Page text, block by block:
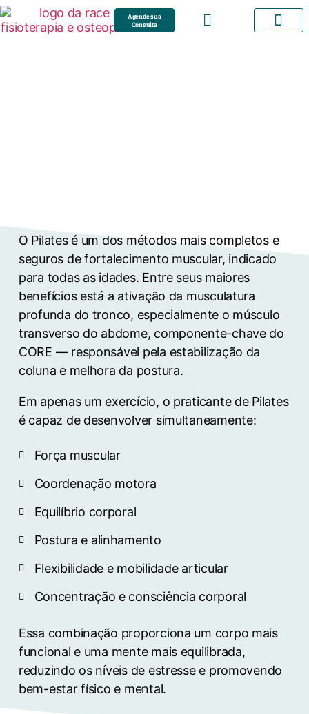
Agende sua
Consulta
O Pilates é um dos métodos mais completos e
seguros de fortalecimento muscular, indicado
para todas as idades. Entre seus maiores
benefícios está a ativação da musculatura
profunda do tronco, especialmente o músculo
transverso do abdome, componente-chave do
CORE — responsável pela estabilização da
coluna e melhora da postura.
Em apenas um exercício, o praticante de Pilates
é capaz de desenvolver simultaneamente:
Força muscular
Coordenação motora
Equilíbrio corporal
Postura e alinhamento
Flexibilidade e mobilidade articular
Concentração e consciência corporal
Essa combinação proporciona um corpo mais
funcional e uma mente mais equilibrada,
reduzindo os níveis de estresse e promovendo
bem-estar físico e mental.